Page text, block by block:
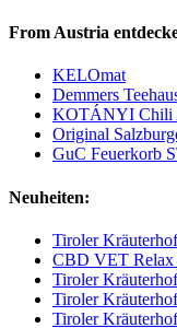
From Austria
KELOmat
Demmers
KOTÁNYI Chili
Original
GuC Feuerkorb
Neuheiten:
Tiroler
CBD VET Relax
Tiroler
Tiroler
Tiroler